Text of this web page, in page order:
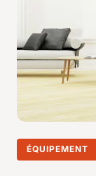
ÉQUIPEMENT